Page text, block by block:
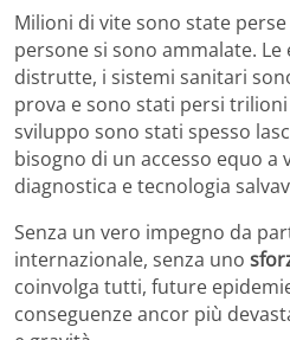
Milioni di vite sono state
persone si sono ammalate.
distrutte, i sistemi sanitari
prova e sono stati persi
sviluppo sono stati spesso
bisogno di un accesso equo a
diagnostica e tecnologia
Senza un vero impegno da
internazionale, senza uno
coinvolga tutti, future
conseguenze ancor più